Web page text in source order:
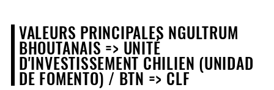
VALEURS PRINCIPALES NGULTRUM
BHOUTANAIS => UNITÉ
D'INVESTISSEMENT CHILIEN (UNIDAD
DE FOMENTO) / BTN => CLF